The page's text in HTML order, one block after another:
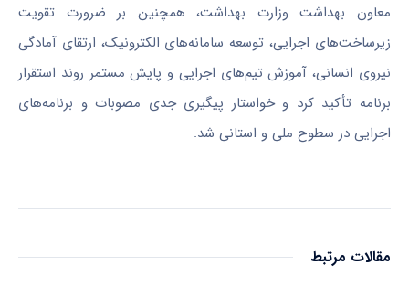
معاون بهداشت وزارت بهداشت، همچنین بر ضرورت تقویت
زیرساخت‌های اجرایی، توسعه سامانه‌های الکترونیک، ارتقای آمادگی
نیروی انسانی، آموزش تیم‌های اجرایی و پایش مستمر روند استقرار
برنامه تأکید کرد و خواستار پیگیری جدی مصوبات و برنامه‌های
اجرایی در سطوح ملی و استانی شد.
مقالات مرتبط